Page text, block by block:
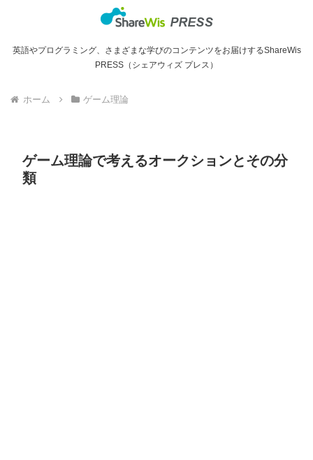
英語やプログラミング、さまざまな学びのコンテンツをお届けするShareWis
PRESS（シェアウィズ プレス）
ホーム ゲーム理論
ゲーム理論で考えるオークションとその分
類